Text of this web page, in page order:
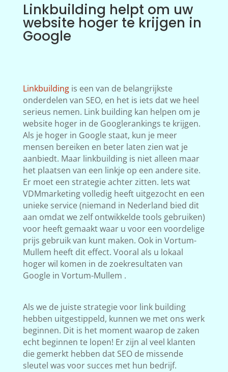
Linkbuilding helpt om uw
website hoger te krijgen in
Google
Linkbuildingis een van de belangrijkste
onderdelen van SEO, en het is iets dat we heel
serieus nemen. Link building kan helpen om je
website hoger in de Googlerankings te krijgen.
Als je hoger in Google staat, kun je meer
mensen bereiken en beter laten zien wat je
aanbiedt. Maar linkbuilding is niet alleen maar
het plaatsen van een linkje op een andere site.
Er moet een strategie achter zitten. Iets wat
VDMmarketing volledig heeft uitgezocht en een
unieke service (niemand in Nederland bied dit
aan omdat we zelf ontwikkelde tools gebruiken)
voor heeft gemaakt waar u voor een voordelige
prijs gebruik van kunt maken. Ook in Vortum-
Mullem heeft dit effect. Vooral als u lokaal
hoger wil komen in de zoekresultaten van
Google in Vortum-Mullem .
Als we de juiste strategie voor link building
hebben uitgestippeld, kunnen we met ons werk
beginnen. Dit is het moment waarop de zaken
echt beginnen te lopen! Er zijn al veel klanten
die gemerkt hebben dat SEO de missende
sleutel was voor succes met hun bedrijf.